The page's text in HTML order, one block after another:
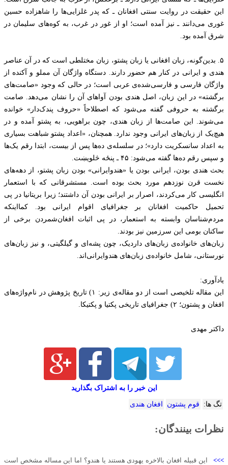
این حقیقت در روایت سنتی افغانان ـ که پدر غلزایی‌ها را شاهزاده حسین
غوری می‌دانند ـ نیز آمده است؛ او از غور در غرب، به کوه‌های سلیمان در
شرق آمده بود.
۵. بدین‌گونه، زبان افغانی یا زبان پشتو، زبان مختلطی است که در آن عناصر
هندی و ایرانی در کنار هم حضور دارند. دستگاه واژگان آن مملو و آکنده از
واژگان فارسی و فارسی‌شده‌ی عربی است؛ در حالی که وجود «صامت‌های
برگشته» در این زبان، اصل هندی بودن آواهای آن را نشان می‌دهد. صامت
برگشته به حروفی گفته می‌شود که اصطلاحاً «حروف پندک‌دار» خوانده
می‌شوند. این صامت‌ها از زبان هندی، چون براهویی، به پشتو آمده و در
هیچ‌یک از زبان‌های ایرانی وجود ندارد. همچنان، «اعداد پشتو شباهت بسیاری
به اعداد سانسکریت دارد»؛ در سلسله‌ی ده‌ها پس از بیست، ابتدا رقم یک‌ها
و سپس رقم ده‌ها گفته می‌شود: ۴۵ ـ پنځه څلویښت.
بحث هندی بودن، ایرانی بودن یا «هندوایرانی» بودن زبان پشتو، از دهه‌های
نخست قرن نوزدهم مورد بحث بوده است. مستشرقانی که با استعمار
انگلیسی کار می‌کردند، اصرار بر ایرانی بودن آن داشتند؛ زیرا بریتانیا در پی
تحمیل حاکمیت افغانان بر جغرافیای اقوام ایرانی بود. کمااینکه
مردم‌شناسان وابسته به استعمار، در پی اثبات افغان‌شمردن برخی از
ساکنان بومی این سرزمین نیز بودند.
زبان‌های خانواده‌ی زبان‌های داردیک، چون پشه‌ای و گیلگیتی، و نیز زبان‌های
نورستانی، شامل خانواده‌ی زبان‌های هندوایرانی‌اند.
یادآوری:
این مقاله تلخیصی است از دو مقاله‌ی زیر: ۱) تاریخ پژوهش در نام‌واژه‌های
افغان و پشتون؛ ۲) جغرافیای تاریخی پکتیا و پکتیکا.
داکتر مهدی
این خبر را به اشتراک بگذارید
تگ ها: قوم پشتون افغان هندی
نظرات بینندگان:
>>> این قبیله افغان بالاخره یهودی هستند یا هندو؟ اما این مساله مشخص است